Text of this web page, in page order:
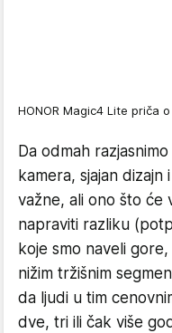
HONOR Magic4 Lite priča
Da odmah
kamera, sjajan
važne, ali ono što će
napraviti razliku
koje smo naveli
nižim tržišnim
da ljudi u tim
dve, tri ili čak više